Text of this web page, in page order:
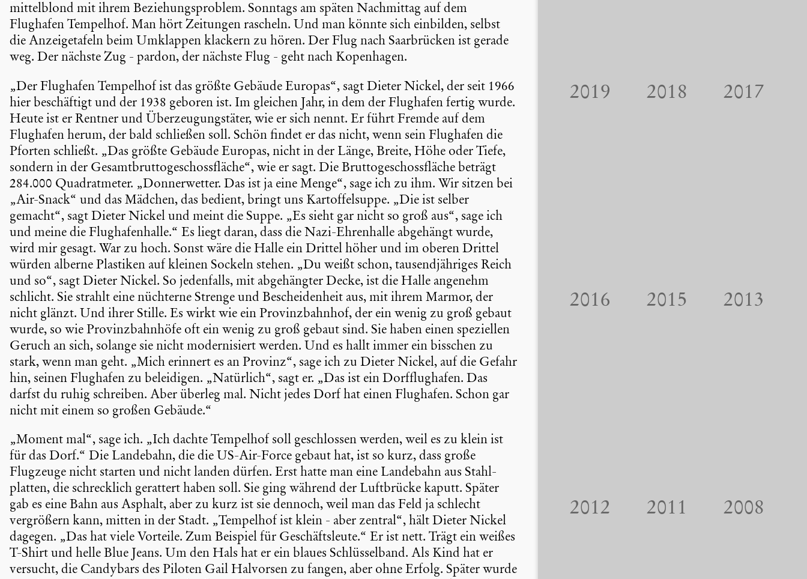
mittel­blond mit ihrem Bezie­hungs­pro­blem. Sonntags am späten Nachmittag auf dem
Flughafen Tempelhof. Man hört Zeitungen rascheln. Und man könnte sich einbilden, selbst
die Anzei­ge­ta­feln beim Umklappen klackern zu hören. Der Flug nach Saarbrü­cken ist gerade
weg. Der nächste Zug - pardon, der nächste Flug - geht nach Kopen­hagen.
„Der Flughafen Tempelhof ist das größte Gebäude Europas“, sagt Dieter Nickel, der seit 1966
hier beschäf­tigt und der 1938 geboren ist. Im gleichen Jahr, in dem der Flughafen fertig wurde.
Heute ist er Rentner und Überzeu­gungs­täter, wie er sich nennt. Er führt Fremde auf dem
Flughafen herum, der bald schließen soll. Schön findet er das nicht, wenn sein Flughafen die
Pforten schließt. „Das größte Gebäude Europas, nicht in der Länge, Breite, Höhe oder Tiefe,
sondern in der Gesamt­brut­to­ge­schoss­fläche“, wie er sagt. Die Brutto­ge­schoss­fläche beträgt
284.000 Quadrat­meter. „Donner­wetter. Das ist ja eine Menge“, sage ich zu ihm. Wir sitzen bei
„Air-Snack“ und das Mädchen, das bedient, bringt uns Kartof­fel­suppe. „Die ist selber
gemacht“, sagt Dieter Nickel und meint die Suppe. „Es sieht gar nicht so groß aus“, sage ich
und meine die Flugha­fen­halle.“ Es liegt daran, dass die Nazi-Ehrenhalle abgehängt wurde,
wird mir gesagt. War zu hoch. Sonst wäre die Halle ein Drittel höher und im oberen Drittel
würden alberne Plastiken auf kleinen Sockeln stehen. „Du weißt schon, tausend­jäh­riges Reich
und so“, sagt Dieter Nickel. So jeden­falls, mit abgehängter Decke, ist die Halle angenehm
schlicht. Sie strahlt eine nüchterne Strenge und Beschei­den­heit aus, mit ihrem Marmor, der
nicht glänzt. Und ihrer Stille. Es wirkt wie ein Provinz­bahnhof, der ein wenig zu groß gebaut
wurde, so wie Provinz­bahn­höfe oft ein wenig zu groß gebaut sind. Sie haben einen spezi­ellen
Geruch an sich, solange sie nicht moder­ni­siert werden. Und es hallt immer ein bisschen zu
stark, wenn man geht. „Mich erinnert es an Provinz“, sage ich zu Dieter Nickel, auf die Gefahr
hin, seinen Flughafen zu belei­digen. „Natürlich“, sagt er. „Das ist ein Dorfflug­hafen. Das
darfst du ruhig schreiben. Aber überleg mal. Nicht jedes Dorf hat einen Flughafen. Schon gar
nicht mit einem so großen Gebäude.“
„Moment mal“, sage ich. „Ich dachte Tempelhof soll geschlossen werden, weil es zu klein ist
für das Dorf.“ Die Landebahn, die die US-Air-Force gebaut hat, ist so kurz, dass große
Flugzeuge nicht starten und nicht landen dürfen. Erst hatte man eine Landebahn aus Stahl­
platten, die schreck­lich gerattert haben soll. Sie ging während der Luftbrücke kaputt. Später
gab es eine Bahn aus Asphalt, aber zu kurz ist sie dennoch, weil man das Feld ja schlecht
vergrö­ßern kann, mitten in der Stadt. „Tempelhof ist klein - aber zentral“, hält Dieter Nickel
dagegen. „Das hat viele Vorteile. Zum Beispiel für Geschäfts­leute.“ Er ist nett. Trägt ein weißes
T-Shirt und helle Blue Jeans. Um den Hals hat er ein blaues Schlüs­sel­band. Als Kind hat er
versucht, die Candybars des Piloten Gail Halvorsen zu fangen, aber ohne Erfolg. Später wurde
2019 2018 2017
2016 2015 2013
2012 2011 2008